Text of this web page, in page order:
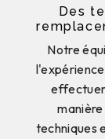
Des
Notre
techniques